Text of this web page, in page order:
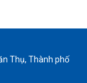
Thụ, Thành phố